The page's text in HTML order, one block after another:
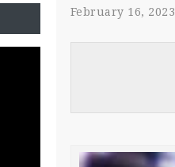
February 16, 2023